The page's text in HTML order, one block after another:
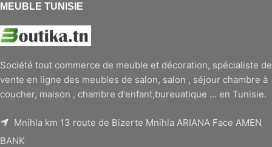
MEUBLE TUNISIE
Société tout commerce de meuble et décoration, spécialiste de
vente en ligne des meubles de salon, salon , séjour chambre à
coucher, maison , chambre d'enfant,bureuatique ... en Tunisie.
Mnihla km 13 route de Bizerte Mnihla ARIANA Face AMEN
BANK